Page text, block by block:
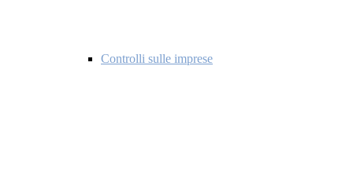
Controlli sulle imprese